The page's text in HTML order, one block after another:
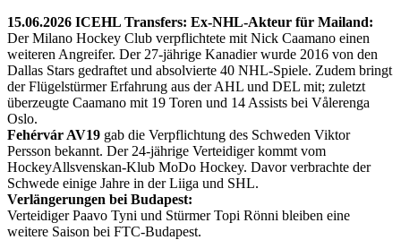
15.06.2026 ICEHL Transfers: Ex-NHL-Akteur für Mailand:
Der Milano Hockey Club verpflichtete mit Nick Caamano einen
weiteren Angreifer. Der 27-jährige Kanadier wurde 2016 von den
Dallas Stars gedraftet und absolvierte 40 NHL-Spiele. Zudem bringt
der Flügelstürmer Erfahrung aus der AHL und DEL mit; zuletzt
überzeugte Caamano mit 19 Toren und 14 Assists bei Vålerenga
Oslo.
Fehérvár AV19 gab die Verpflichtung des Schweden Viktor
Persson bekannt. Der 24-jährige Verteidiger kommt vom
HockeyAllsvenskan-Klub MoDo Hockey. Davor verbrachte der
Schwede einige Jahre in der Liiga und SHL.
Verlängerungen bei Budapest:
Verteidiger Paavo Tyni und Stürmer Topi Rönni bleiben eine
weitere Saison bei FTC-Budapest.